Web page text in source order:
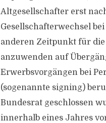
Altgesellschafter erst
Gesellschafterwechsel
anderen Zeitpunkt für
anzuwenden auf
Erwerbsvorgängen bei
(sogenannte signing)
Bundesrat geschlossen
innerhalb eines Jahres